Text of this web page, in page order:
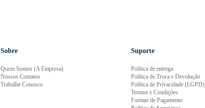
Sobre
Quem Somos (A Empresa)
Nossos Contatos
Trabalhe Conosco
Suporte
Política de entrega
Política de Troca e Devolução
Política de Privacidade (LGPD)
Termos e Condições
Formas de Pagamento